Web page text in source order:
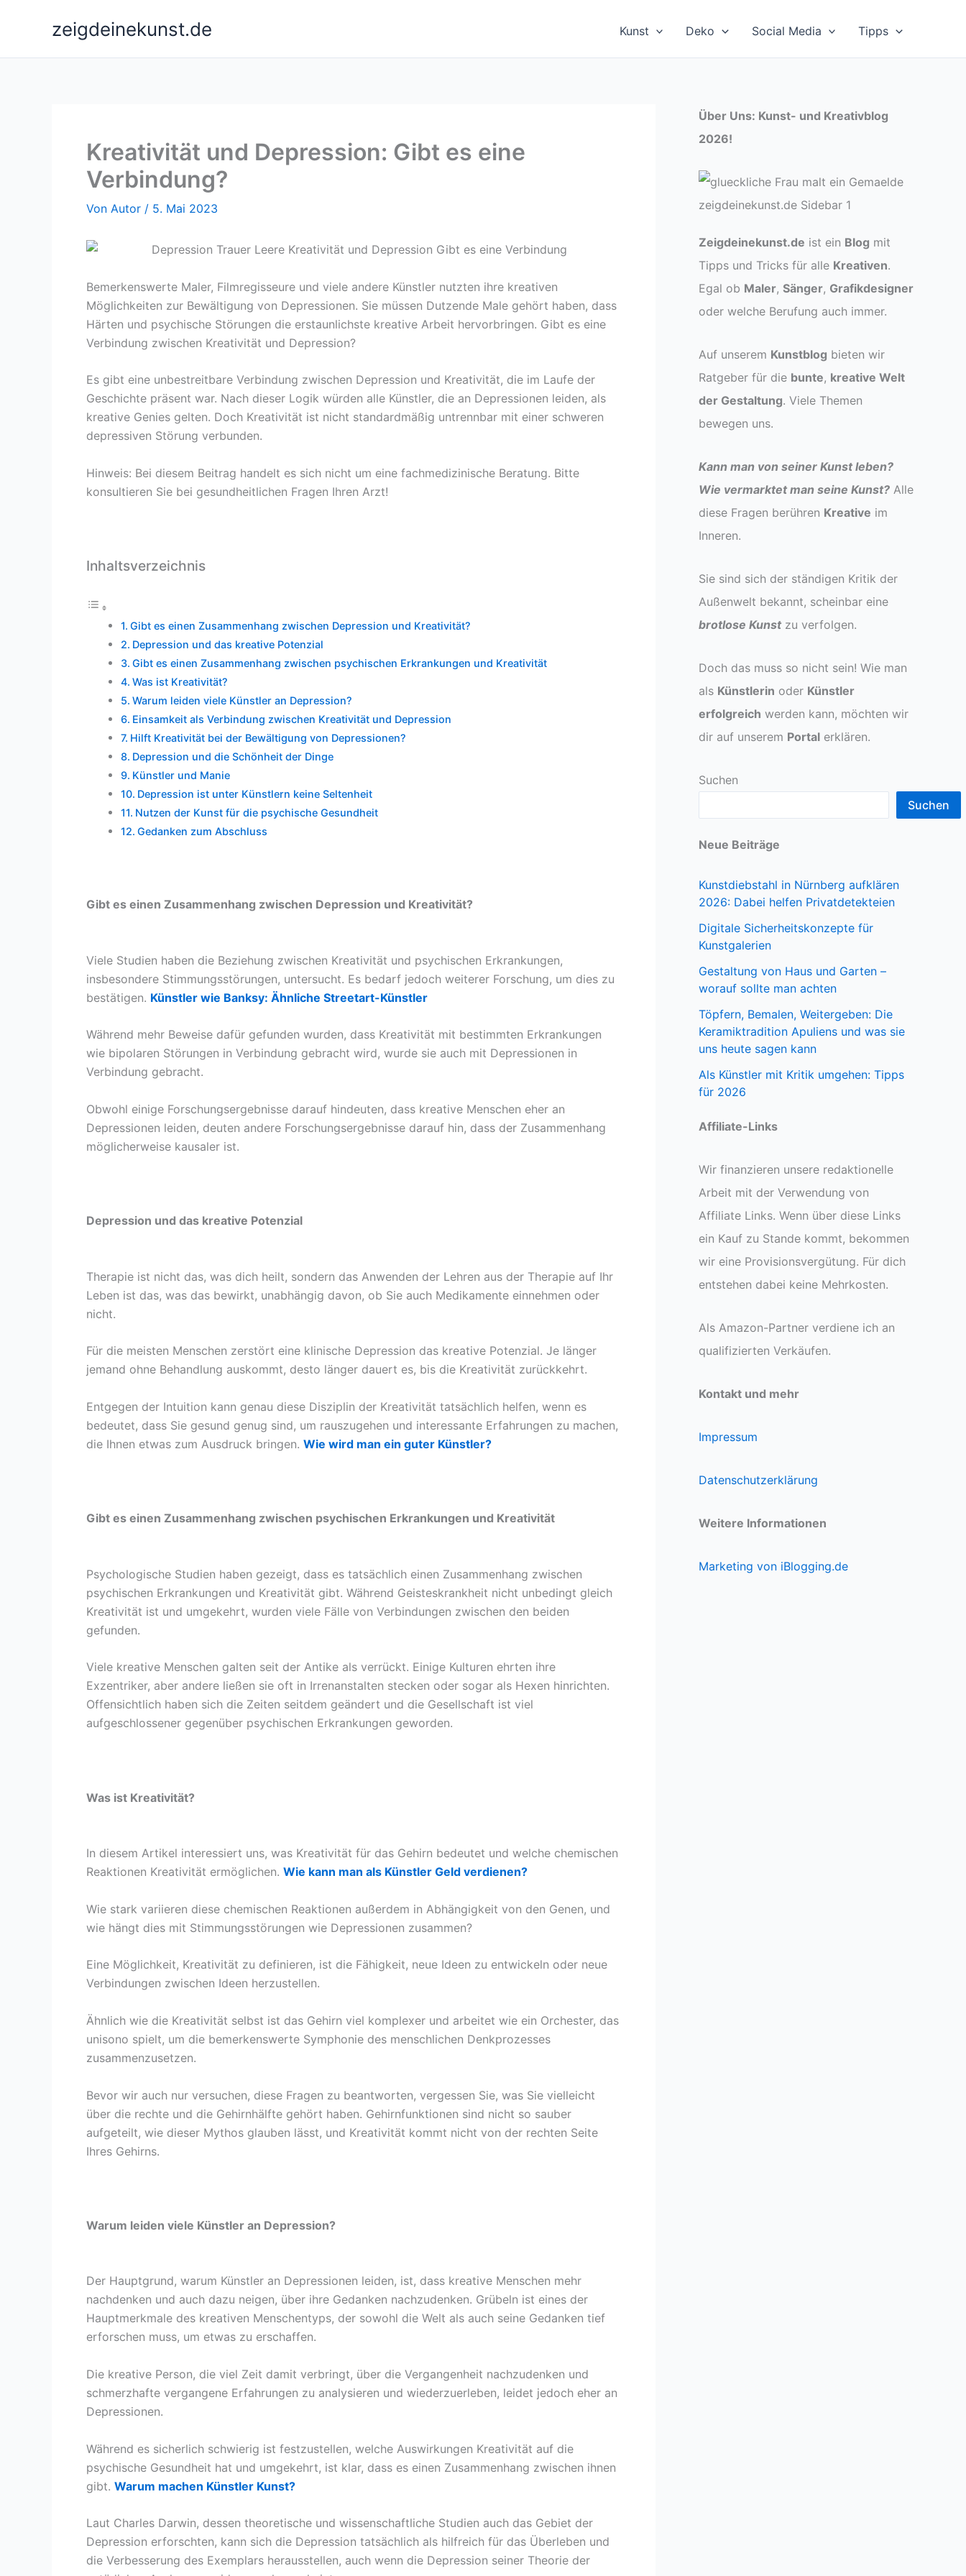
zeigdeinekunst.de Kunst Deko Social Media Tipps
Kreativität und Depression: Gibt es eine
Verbindung?
Von Autor / 5. Mai 2023
Bemerkenswerte Maler, Filmregisseure und viele andere Künstler nutzten ihre kreativen
Möglichkeiten zur Bewältigung von Depressionen. Sie müssen Dutzende Male gehört haben, dass
Härten und psychische Störungen die erstaunlichste kreative Arbeit hervorbringen. Gibt es eine
Verbindung zwischen Kreativität und Depression?
Es gibt eine unbestreitbare Verbindung zwischen Depression und Kreativität, die im Laufe der
Geschichte präsent war. Nach dieser Logik würden alle Künstler, die an Depressionen leiden, als
kreative Genies gelten. Doch Kreativität ist nicht standardmäßig untrennbar mit einer schweren
depressiven Störung verbunden.
Hinweis: Bei diesem Beitrag handelt es sich nicht um eine fachmedizinische Beratung. Bitte
konsultieren Sie bei gesundheitlichen Fragen Ihren Arzt!
Inhaltsverzeichnis
Gibt es einen Zusammenhang zwischen Depression und Kreativität?
Depression und das kreative Potenzial
Gibt es einen Zusammenhang zwischen psychischen Erkrankungen und Kreativität
Was ist Kreativität?
Warum leiden viele Künstler an Depression?
Einsamkeit als Verbindung zwischen Kreativität und Depression
Hilft Kreativität bei der Bewältigung von Depressionen?
Depression und die Schönheit der Dinge
Künstler und Manie
Depression ist unter Künstlern keine Seltenheit
Nutzen der Kunst für die psychische Gesundheit
Gedanken zum Abschluss
Gibt es einen Zusammenhang zwischen Depression und Kreativität?
Viele Studien haben die Beziehung zwischen Kreativität und psychischen Erkrankungen,
insbesondere Stimmungsstörungen, untersucht. Es bedarf jedoch weiterer Forschung, um dies zu
bestätigen. Künstler wie Banksy: Ähnliche Streetart-Künstler
Während mehr Beweise dafür gefunden wurden, dass Kreativität mit bestimmten Erkrankungen
wie bipolaren Störungen in Verbindung gebracht wird, wurde sie auch mit Depressionen in
Verbindung gebracht.
Obwohl einige Forschungsergebnisse darauf hindeuten, dass kreative Menschen eher an
Depressionen leiden, deuten andere Forschungsergebnisse darauf hin, dass der Zusammenhang
möglicherweise kausaler ist.
Depression und das kreative Potenzial
Therapie ist nicht das, was dich heilt, sondern das Anwenden der Lehren aus der Therapie auf Ihr
Leben ist das, was das bewirkt, unabhängig davon, ob Sie auch Medikamente einnehmen oder
nicht.
Für die meisten Menschen zerstört eine klinische Depression das kreative Potenzial. Je länger
jemand ohne Behandlung auskommt, desto länger dauert es, bis die Kreativität zurückkehrt.
Entgegen der Intuition kann genau diese Disziplin der Kreativität tatsächlich helfen, wenn es
bedeutet, dass Sie gesund genug sind, um rauszugehen und interessante Erfahrungen zu machen,
die Ihnen etwas zum Ausdruck bringen. Wie wird man ein guter Künstler?
Gibt es einen Zusammenhang zwischen psychischen Erkrankungen und Kreativität
Psychologische Studien haben gezeigt, dass es tatsächlich einen Zusammenhang zwischen
psychischen Erkrankungen und Kreativität gibt. Während Geisteskrankheit nicht unbedingt gleich
Kreativität ist und umgekehrt, wurden viele Fälle von Verbindungen zwischen den beiden
gefunden.
Viele kreative Menschen galten seit der Antike als verrückt. Einige Kulturen ehrten ihre
Exzentriker, aber andere ließen sie oft in Irrenanstalten stecken oder sogar als Hexen hinrichten.
Offensichtlich haben sich die Zeiten seitdem geändert und die Gesellschaft ist viel
aufgeschlossener gegenüber psychischen Erkrankungen geworden.
Was ist Kreativität?
In diesem Artikel interessiert uns, was Kreativität für das Gehirn bedeutet und welche chemischen
Reaktionen Kreativität ermöglichen. Wie kann man als Künstler Geld verdienen?
Wie stark variieren diese chemischen Reaktionen außerdem in Abhängigkeit von den Genen, und
wie hängt dies mit Stimmungsstörungen wie Depressionen zusammen?
Eine Möglichkeit, Kreativität zu definieren, ist die Fähigkeit, neue Ideen zu entwickeln oder neue
Verbindungen zwischen Ideen herzustellen.
Ähnlich wie die Kreativität selbst ist das Gehirn viel komplexer und arbeitet wie ein Orchester, das
unisono spielt, um die bemerkenswerte Symphonie des menschlichen Denkprozesses
zusammenzusetzen.
Bevor wir auch nur versuchen, diese Fragen zu beantworten, vergessen Sie, was Sie vielleicht
über die rechte und die Gehirnhälfte gehört haben. Gehirnfunktionen sind nicht so sauber
aufgeteilt, wie dieser Mythos glauben lässt, und Kreativität kommt nicht von der rechten Seite
Ihres Gehirns.
Warum leiden viele Künstler an Depression?
Der Hauptgrund, warum Künstler an Depressionen leiden, ist, dass kreative Menschen mehr
nachdenken und auch dazu neigen, über ihre Gedanken nachzudenken. Grübeln ist eines der
Hauptmerkmale des kreativen Menschentyps, der sowohl die Welt als auch seine Gedanken tief
erforschen muss, um etwas zu erschaffen.
Die kreative Person, die viel Zeit damit verbringt, über die Vergangenheit nachzudenken und
schmerzhafte vergangene Erfahrungen zu analysieren und wiederzuerleben, leidet jedoch eher an
Depressionen.
Während es sicherlich schwierig ist festzustellen, welche Auswirkungen Kreativität auf die
psychische Gesundheit hat und umgekehrt, ist klar, dass es einen Zusammenhang zwischen ihnen
gibt. Warum machen Künstler Kunst?
Laut Charles Darwin, dessen theoretische und wissenschaftliche Studien auch das Gebiet der
Depression erforschten, kann sich die Depression tatsächlich als hilfreich für das Überleben und
die Verbesserung des Exemplars herausstellen, auch wenn die Depression seiner Theorie der
Über Uns: Kunst- und Kreativblog
2026!
Zeigdeinekunst.de ist ein Blog mit
Tipps und Tricks für alle Kreativen.
Egal ob Maler, Sänger, Grafikdesigner
oder welche Berufung auch immer.
Auf unserem Kunstblog bieten wir
Ratgeber für die bunte, kreative Welt
der Gestaltung. Viele Themen
bewegen uns.
Kann man von seiner Kunst leben?
Wie vermarktet man seine Kunst? Alle
diese Fragen berühren Kreative im
Inneren.
Sie sind sich der ständigen Kritik der
Außenwelt bekannt, scheinbar eine
brotlose Kunst zu verfolgen.
Doch das muss so nicht sein! Wie man
als Künstlerin oder Künstler
erfolgreich werden kann, möchten wir
dir auf unserem Portal erklären.
Suchen
Suchen
Neue Beiträge
Kunstdiebstahl in Nürnberg aufklären
2026: Dabei helfen Privatdetekteien
Digitale Sicherheitskonzepte für
Kunstgalerien
Gestaltung von Haus und Garten –
worauf sollte man achten
Töpfern, Bemalen, Weitergeben: Die
Keramiktradition Apuliens und was sie
uns heute sagen kann
Als Künstler mit Kritik umgehen: Tipps
für 2026
Affiliate-Links
Wir finanzieren unsere redaktionelle
Arbeit mit der Verwendung von
Affiliate Links. Wenn über diese Links
ein Kauf zu Stande kommt, bekommen
wir eine Provisionsvergütung. Für dich
entstehen dabei keine Mehrkosten.
Als Amazon-Partner verdiene ich an
qualifizierten Verkäufen.
Kontakt und mehr
Impressum
Datenschutzerklärung
Weitere Informationen
Marketing von iBlogging.de